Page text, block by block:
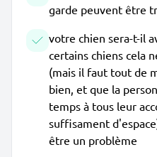
garde peuvent être
votre chien sera-t-il
certains chiens cela
(mais il faut tout de
bien, et que la
temps à tous leur
suffisament
être un problème